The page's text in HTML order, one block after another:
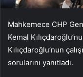
Mahkemece CHP
Kemal
Kılıçdaroğlu’nun
sorularını yanıtladı.